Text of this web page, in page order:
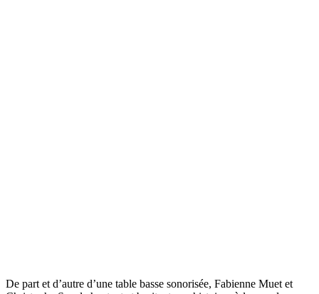
De part et d’autre d’une table basse sonorisée, Fabienne Muet et